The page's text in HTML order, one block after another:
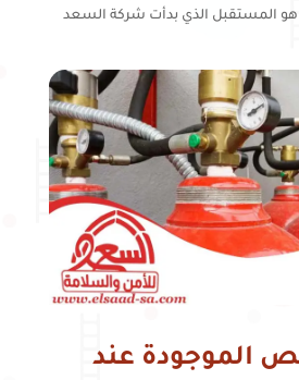
هو المستقبل الذي بدأت شركة السعد
الموجودة عند